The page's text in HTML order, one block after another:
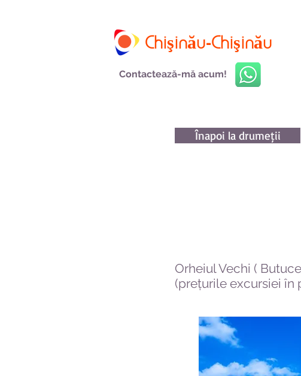
Chişinău-Chişinău
Contactează-mă acum!
Înapoi la drumeții
Orheiul Vechi (
(prețurile excursiei în